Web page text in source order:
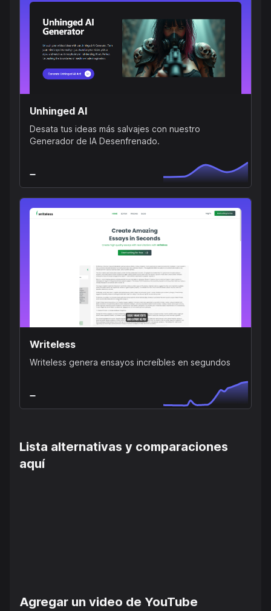
Unhinged AI
Desata tus ideas más salvajes con nuestro
Generador de IA Desenfrenado.
Writeless
Writeless genera ensayos increíbles en segundos
Lista alternativas y comparaciones
aquí
Agregar un video de YouTube